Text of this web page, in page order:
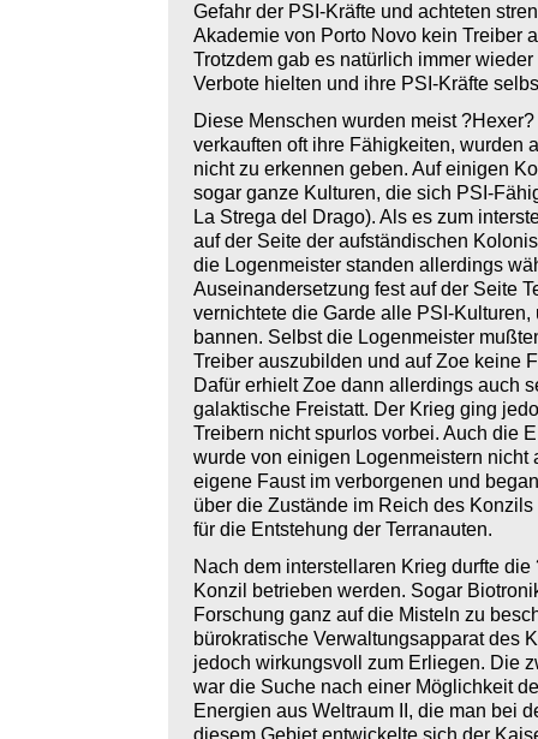
Gefahr der PSI-Kräfte und achteten
Akademie von Porto Novo kein Treiber
Trotzdem gab es natürlich immer
Verbote hielten und ihre PSI-Kräfte
Diese Menschen wurden meist
verkauften oft ihre Fähigkeiten, wurden
nicht zu erkennen geben. Auf einigen
sogar ganze Kulturen, die sich PSI-
La Strega del Drago). Als es zum
auf der Seite der aufständischen
die Logenmeister standen allerdings
Auseinandersetzung fest auf der Seite
vernichtete die Garde alle PSI-Kulturen,
bannen. Selbst die Logenmeister
Treiber auszubilden und auf Zoe keine
Dafür erhielt Zoe dann allerdings auch
galaktische Freistatt. Der Krieg ging
Treibern nicht spurlos vorbei. Auch die
wurde von einigen Logenmeistern nicht
eigene Faust im verborgenen und
über die Zustände im Reich des
für die Entstehung der Terranauten.
Nach dem interstellaren Krieg durfte
Konzil betrieben werden. Sogar
Forschung ganz auf die Misteln zu
bürokratische Verwaltungsapparat des
jedoch wirkungsvoll zum Erliegen. Die
war die Suche nach einer Möglichkeit
Energien aus Weltraum II, die man bei
diesem Gebiet entwickelte sich der